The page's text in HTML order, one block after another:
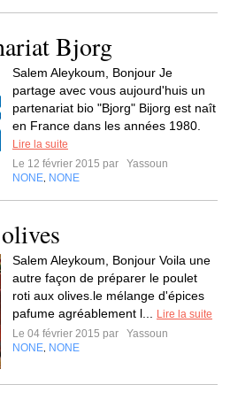
Bjorg
Salem Aleykoum, Bonjour Je
partage avec vous aujourd'huis un
partenariat bio "Bjorg" Bijorg est naît
en France dans les années 1980.
Lire la suite
Le 12 février 2015 par
Yassoun
NONE NONE
Salem Aleykoum, Bonjour Voila une
autre façon de préparer le poulet
roti aux olives.le mélange d'épices
pafume agréablement l...
Lire la suite
Le 04 février 2015 par
Yassoun
NONE NONE